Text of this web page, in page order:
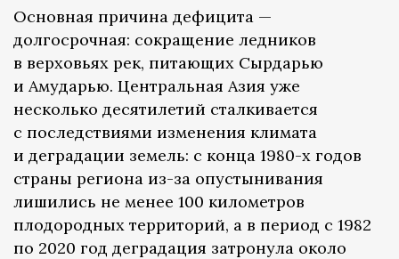
Основная причина дефицита —
долгосрочная: сокращение ледников
в верховьях рек, питающих Сырдарью
и Амударью. Центральная Азия уже
несколько десятилетий сталкивается
с последствиями изменения климата
и деградации земель: с конца 1980-х годов
страны региона из-за опустынивания
лишились не менее 100 километров
плодородных территорий, а в период с 1982
по 2020 год деградация затронула около